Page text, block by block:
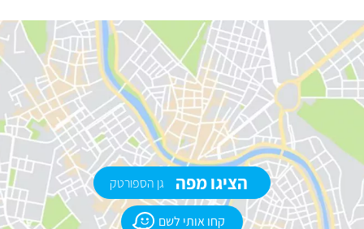
קחו אותי לשם
הציגו מפה גן הספורטק